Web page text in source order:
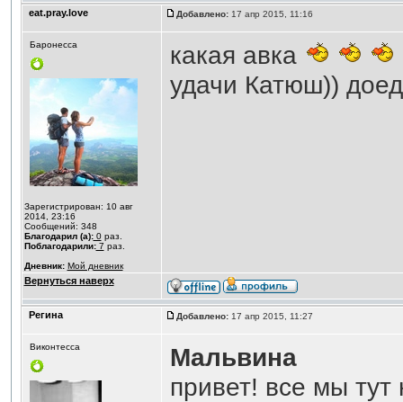
eat.pray.love Добавлено:17 апр 2015, 11:16
Баронесса
Зарегистрирован: 10 авг
2014, 23:16
Сообщений: 348
Благодарил (а):0раз.
Поблагодарили:7 раз.
Дневник: Мой дневник
какая авка
удачи Катюш))
Вернуться наверх
Регина Добавлено:17 апр 2015, 11:27
Виконтесса
Мальвина
привет! все мы